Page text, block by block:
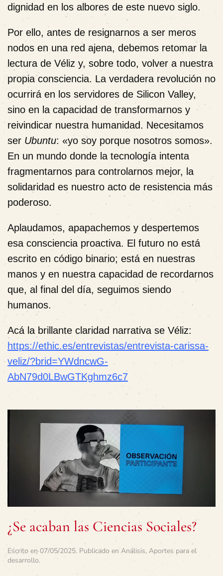
dignidad en los albores de este nuevo siglo.
Por ello, antes de resignarnos a ser meros
nodos en una red ajena, debemos retomar la
lectura de Véliz y, sobre todo, volver a nuestra
propia consciencia. La verdadera revolución no
ocurrirá en los servidores de Silicon Valley,
sino en la capacidad de transformarnos y
reivindicar nuestra humanidad. Necesitamos
ser Ubuntu: «yo soy porque nosotros somos».
En un mundo donde la tecnología intenta
fragmentarnos para controlarnos mejor, la
solidaridad es nuestro acto de resistencia más
poderoso.
Aplaudamos, apapachemos y despertemos
esa consciencia proactiva. El futuro no está
escrito en código binario; está en nuestras
manos y en nuestra capacidad de recordarnos
que, al final del día, seguimos siendo
humanos.
Acá la brillante claridad narrativa se Véliz:
https://ethic.es/entrevistas/entrevista-carissa-
veliz/?brid=YWdncwG-
AbN79d0LBwGTKghmz6c7
¿Se acaban las Ciencias Sociales?
Escrito en07/05/2025. Publicado en Análisis, Aportes para el
desarrollo.